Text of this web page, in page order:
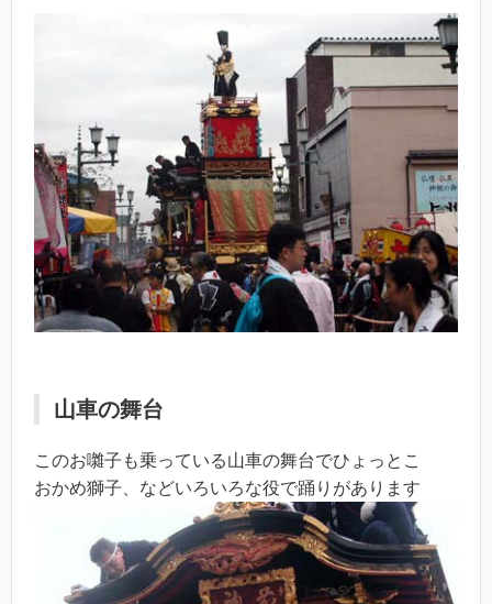
山車の舞台
このお囃子も乗っている山車の舞台でひょっとこ
おかめ獅子、などいろいろな役で踊りがあります